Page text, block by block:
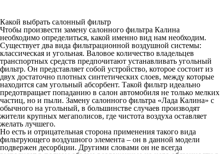
Какой выбрать салонный фильтр
Чтобы произвести замену салонного фильтра Калина
необходимо определиться, какой именно вид нам необходим.
Существует два вида фильтрационной воздушной системы:
классическая и угольная. Валовое количество владельцев
транспортных средств предпочитают устанавливать угольный
фильтр. Он представляет собой устройство, которое состоит из
двух достаточно плотных синтетических слоев, между которые
находится сам угольный абсорбент. Такой фильтр идеально
предотвращает попаданию в салон автомобиля не только мелких
частиц, но и пыли. Замену салонного фильтра «Лада Калина» с
обычного на угольный, в большинстве случаев производят
жители крупных мегаполисов, где чистота воздуха оставляет
желать лучшего.
Но есть и отрицательная сторона применения такого вида
фильтрующего воздушного элемента – он в данной модели
подвержен десорбции. Другими словами он не всегда